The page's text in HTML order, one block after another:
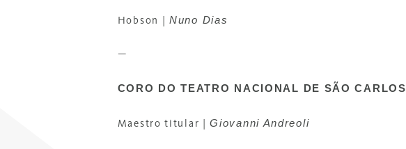
Hobson |Nuno Dias
—
CORO DO TEATRO NACIONAL DE SÃO CARLOS
Maestro titular |Giovanni Andreoli